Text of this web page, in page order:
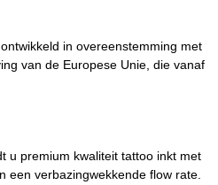
in overeenstemming met
van de Europese Unie, die vanaf
u premium kwaliteit tattoo inkt met
een verbazingwekkende flow rate.